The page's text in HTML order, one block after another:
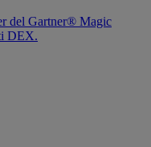
del Gartner® Magic
DEX.